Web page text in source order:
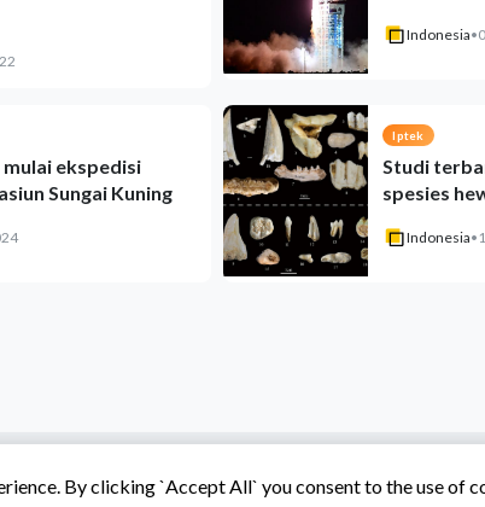
Indonesia•
ekspedisi
Sungai Kuning
Iptek
Studi
spesies
Indonesia•
By clicking `Accept All` you consent to the use of